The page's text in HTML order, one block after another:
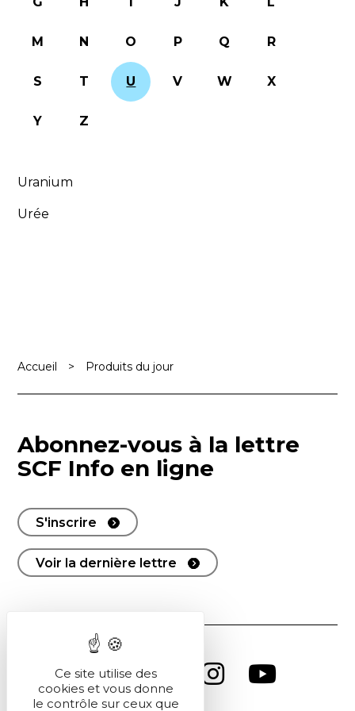
M N O P Q R
S T U V W X
Y Z
Uranium
Urée
Accueil > Produits du jour
Abonnez-vous à la lettre
SCF Info en ligne
S'inscrire
Voir la dernière lettre
Ce site utilise des
cookies et vous donne
le contrôle sur ceux que